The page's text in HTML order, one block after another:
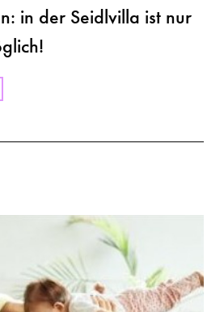
in der Seidlvilla ist nur